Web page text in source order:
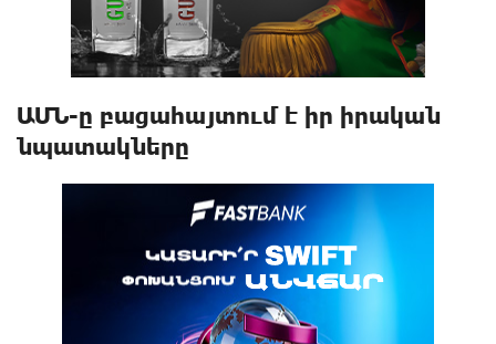
ԱՄՆ-ը բացահայտում է իր իրական
նպատակները